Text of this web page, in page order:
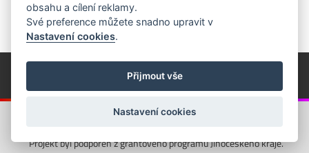
© Píseckem / Kalendárium (Změna programu vyhrazena!)
(Cookies)
© 2018 - 2026 Realizace a správa webu:
Projekt byl podpořen z grantového programu Jihočeského kraje.
obsahu a cílení reklamy.
Své preference můžete snadno upravit v
Nastavení cookies.
Přijmout vše
Nastavení cookies